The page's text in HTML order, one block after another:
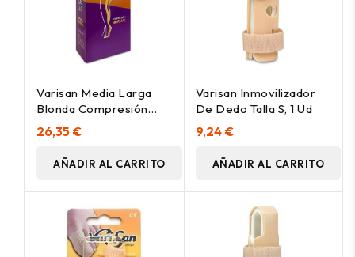
Varisan Media Larga
Blonda Compresión
Normal Beige Talla 5, 1
Par
26,35 €
AÑADIR AL CARRITO
Varisan Inmovilizador
De Dedo Talla S, 1 Ud
9,24 €
AÑADIR AL CARRITO